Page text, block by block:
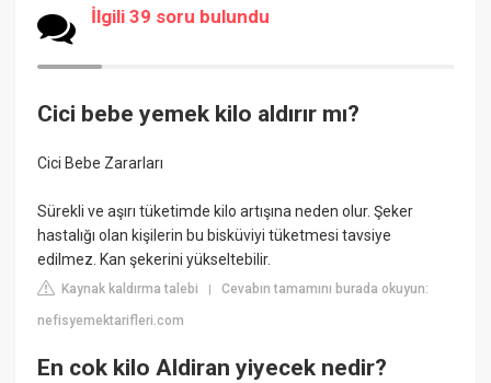
İlgili 39 soru bulundu
Cici bebe yemek kilo aldırır mı?
Cici Bebe Zararları
Sürekli ve aşırı tüketimde kilo artışına neden olur. Şeker
hastalığı olan kişilerin bu bisküviyi tüketmesi tavsiye
edilmez. Kan şekerini yükseltebilir.
Kaynak kaldırma talebi |Cevabın tamamını burada okuyun:
nefisyemektarifleri.com
En cok kilo Aldiran yiyecek nedir?